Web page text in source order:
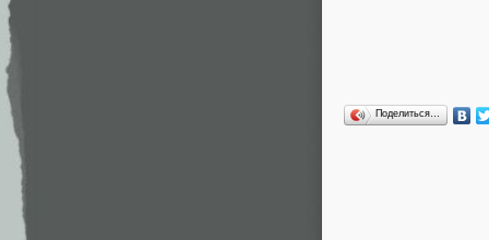
Поделиться…